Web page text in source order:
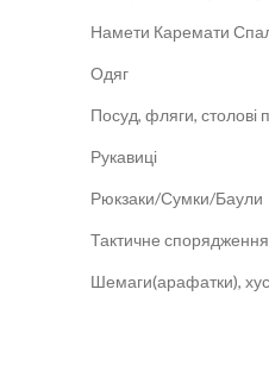
Намети Каремати
Одяг
Посуд, фляги, столові
Рукавиці
Рюкзаки/Сумки/Баули
Тактичне спорядження
Шемаги(арафатки),